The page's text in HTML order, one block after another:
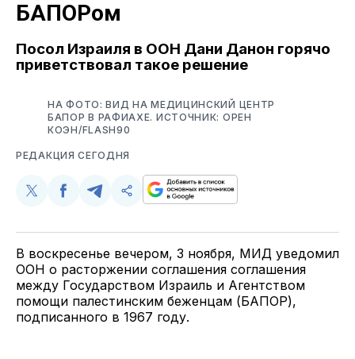
БАПОРом
Посол Израиля в ООН Дани Данон горячо
приветствовал такое решение
НА ФОТО: ВИД НА МЕДИЦИНСКИЙ ЦЕНТР
БАПОР В РАФИАХЕ. ИСТОЧНИК: ОРЕН
КОЭН/FLASH90
РЕДАКЦИЯ СЕГОДНЯ
Поделиться
Twitter
Поделиться
Facebook
Поделиться
Telegram
Скопируйте
поделитесь
ссылкой
В воскресенье вечером, 3 ноября, МИД уведомил
ООН о расторжении соглашения соглашения
между Государством Израиль и Агентством
помощи палестинским беженцам (БАПОР),
подписанного в 1967 году.